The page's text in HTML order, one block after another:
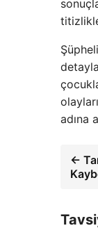
adına
←